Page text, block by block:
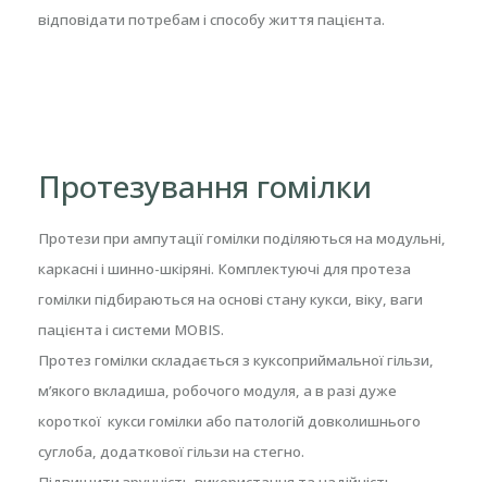
відповідати потребам і способу життя пацієнта.
Протезування гомілки
Протези при ампутації гомілки поділяються на модульні,
каркасні і шинно-шкіряні. Комплектуючі для протеза
гомілки підбираються на основі стану кукси, віку, ваги
пацієнта і системи MOBIS.
Протез гомілки складається з куксоприймальної гільзи,
м’якого вкладиша, робочого модуля, а в разі дуже
короткої кукси гомілки або патологій довколишнього
суглоба, додаткової гільзи на стегно.